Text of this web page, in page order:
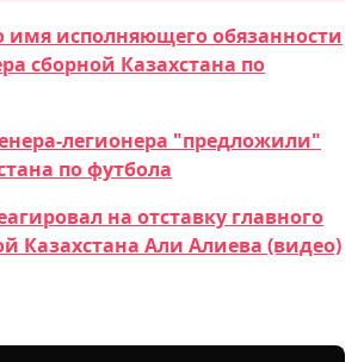
имя исполняющего обязанности
сборной Казахстана по
легионера "предложили"
по футбола
на отставку главного
Казахстана Али Алиева (видео)